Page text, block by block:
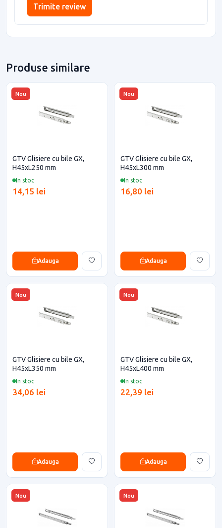
Trimite review
Produse similare
Nou
In stoc
GTV Glisiere cu bile GX,
H45xL250 mm
14,15 lei
Adauga
Nou
In stoc
GTV Glisiere cu bile GX,
H45xL300 mm
16,80 lei
Adauga
Nou
In stoc
GTV Glisiere cu bile GX,
H45xL350 mm
34,06 lei
Adauga
Nou
In stoc
GTV Glisiere cu bile GX,
H45xL400 mm
22,39 lei
Adauga
Nou Nou